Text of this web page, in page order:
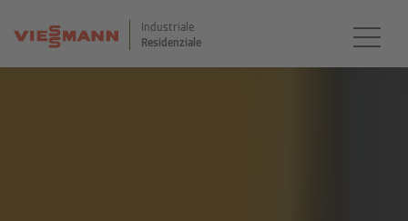
Industriale
Residenziale